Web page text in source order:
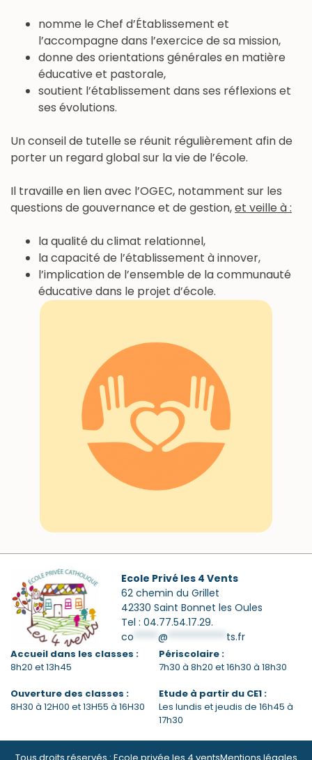
nomme le Chef d’Établissement et
l’accompagne dans l’exercice de sa mission,
donne des orientations générales en matière
éducative et pastorale,
soutient l’établissement dans ses réflexions et
ses évolutions.
Un conseil de tutelle se réunit régulièrement afin de
porter un regard global sur la vie de l’école.
Il travaille en lien avec l’OGEC, notamment sur les
questions de gouvernance et de gestion,et veille à :
la qualité du climat relationnel,
la capacité de l’établissement à innover,
l’implication de l’ensemble de la communauté
éducative dans le projet d’école.
Ecole Privé les 4 Vents
62 chemin du Grillet
42330 Saint Bonnet les Oules
Tel : 04.77.54.17.29.
co
@ ts.fr
Accueil dans les classes :
8h20 et 13h45
Ouverture des classes :
8H30 à 12H00 et 13H55 à 16H30
Périscolaire :
7h30 à 8h20 et 16h30 à 18h30
Etude à partir du CE1 :
Les lundis et jeudis de 16h45 à
17h30